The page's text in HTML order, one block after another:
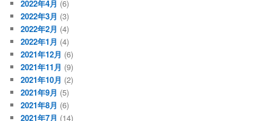
2022年4月 (6)
2022年3月 (3)
2022年2月 (4)
2022年1月 (4)
2021年12月 (6)
2021年11月 (9)
2021年10月 (2)
2021年9月 (5)
2021年8月 (6)
2021年7月 (14)